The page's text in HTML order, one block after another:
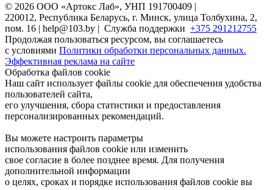
© 2026 ООО «Артокс Лаб», УНП 191700409 |
220012, Республика Беларусь, г. Минск, улица Толбухина, 2,
пом. 16 | help@103.by | Служба поддержки +375 291212755
Продолжая пользоваться ресурсом, вы соглашаетесь
с условиями Политики обработки персональных данных.
Эффективная реклама на сайте
Обработка файлов cookie
Наш сайт использует файлы cookie для обеспечения удобства
пользователей сайта,
его улучшения, сбора статистики и предоставления
персонализированных рекомендаций.
Вы можете настроить параметры
использования файлов cookie или изменить
свое согласие в более позднее время. Для получения
дополнительной информации
о целях, сроках и порядке использования файлов cookie вы